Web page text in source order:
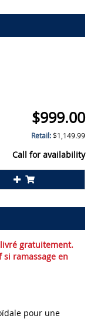
$999.00
Retail:$1,149.99
Call for availability
gratuitement.
ramassage en
pour une